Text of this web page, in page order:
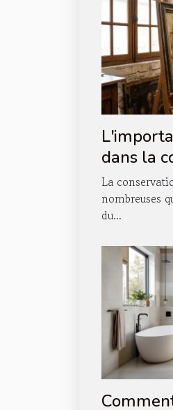
dans la
œuvres
La
nombreuses
du...